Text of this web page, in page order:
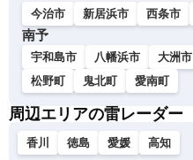
今治市 新居浜市 西条市
南予
宇和島市 八幡浜市 大洲市
松野町
鬼北町 愛南町
周辺エリアの雷レーダー
香川 徳島 愛媛 高知